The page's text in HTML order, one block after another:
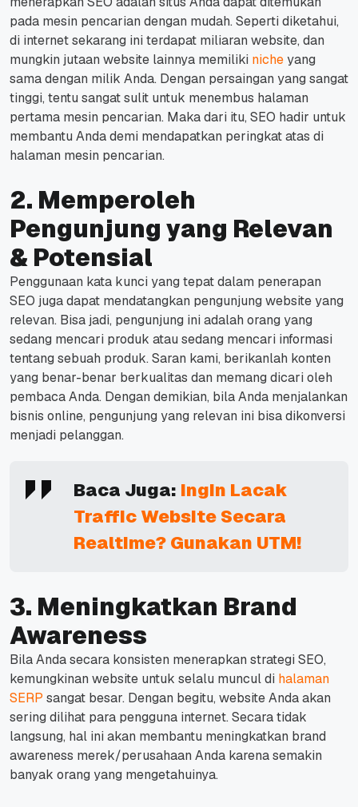
pada mesin pencarian dengan mudah. Seperti diketahui,
di internet sekarang ini terdapat miliaran website, dan
mungkin jutaan website lainnya memiliki niche yang
sama dengan milik Anda. Dengan persaingan yang sangat
tinggi, tentu sangat sulit untuk menembus halaman
pertama mesin pencarian. Maka dari itu, SEO hadir untuk
membantu Anda demi mendapatkan peringkat atas di
halaman mesin pencarian.
2. Memperoleh
Pengunjung yang Relevan
& Potensial
Penggunaan kata kunci yang tepat dalam penerapan
SEO juga dapat mendatangkan pengunjung website yang
relevan. Bisa jadi, pengunjung ini adalah orang yang
sedang mencari produk atau sedang mencari informasi
tentang sebuah produk. Saran kami, berikanlah konten
yang benar-benar berkualitas dan memang dicari oleh
pembaca Anda. Dengan demikian, bila Anda menjalankan
bisnis online, pengunjung yang relevan ini bisa dikonversi
menjadi pelanggan.
Baca Juga: Ingin Lacak
Traffic Website Secara
Realtime? Gunakan UTM!
3. Meningkatkan Brand
Awareness
Bila Anda secara konsisten menerapkan strategi SEO,
kemungkinan website untuk selalu muncul di halaman
SERP sangat besar. Dengan begitu, website Anda akan
sering dilihat para pengguna internet. Secara tidak
langsung, hal ini akan membantu meningkatkan brand
awareness merek/perusahaan Anda karena semakin
banyak orang yang mengetahuinya.